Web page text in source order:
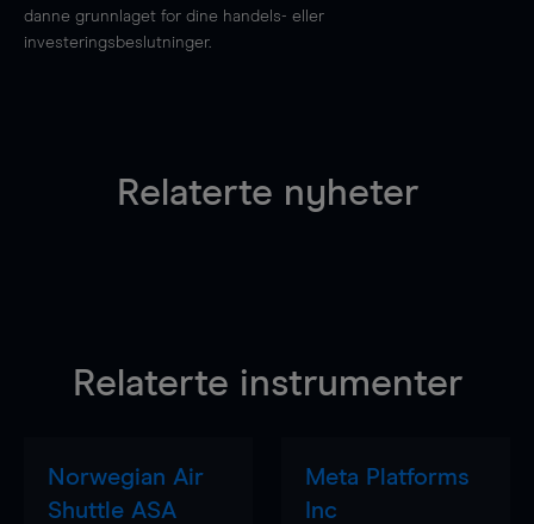
danne grunnlaget for dine handels- eller
investeringsbeslutninger.
Relaterte nyheter
Relaterte instrumenter
Norwegian Air
Shuttle ASA
Meta Platforms
Inc